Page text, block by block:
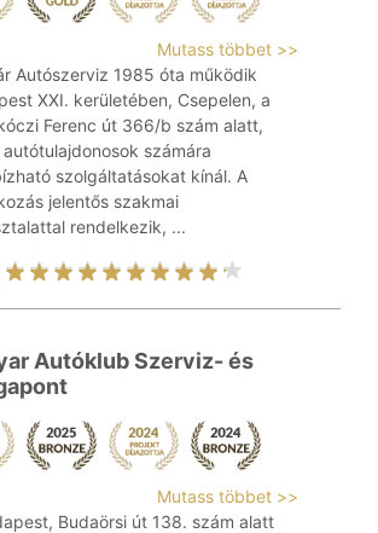
Mutass többet >>
Autószerviz 1985 óta működik
XXI. kerületében, Csepelen, a
Ferenc út 366/b szám alatt,
számára
szolgáltatásokat kínál. A
jelentős szakmai
rendelkezik, ...
Autóklub Szerviz- és
Mutass többet >>
Budaörsi út 138. szám alatt